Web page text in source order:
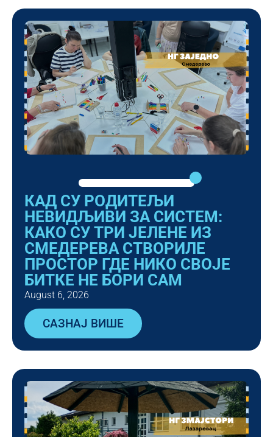
КАД СУ РОДИТЕЉИ
НЕВИДЉИВИ ЗА СИСТЕМ:
КАКО СУ ТРИ ЈЕЛЕНЕ ИЗ
СМЕДЕРЕВА СТВОРИЛЕ
ПРОСТОР ГДЕ НИКО СВОЈЕ
БИТКЕ НЕ БОРИ САМ
August 6, 2026
САЗНАЈ ВИШЕ